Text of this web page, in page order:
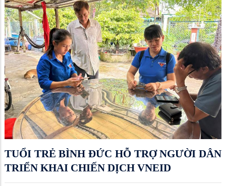
TUỔI TRẺ BÌNH ĐỨC HỖ TRỢ NGƯỜI DÂN
TRIỂN KHAI CHIẾN DỊCH VNEID